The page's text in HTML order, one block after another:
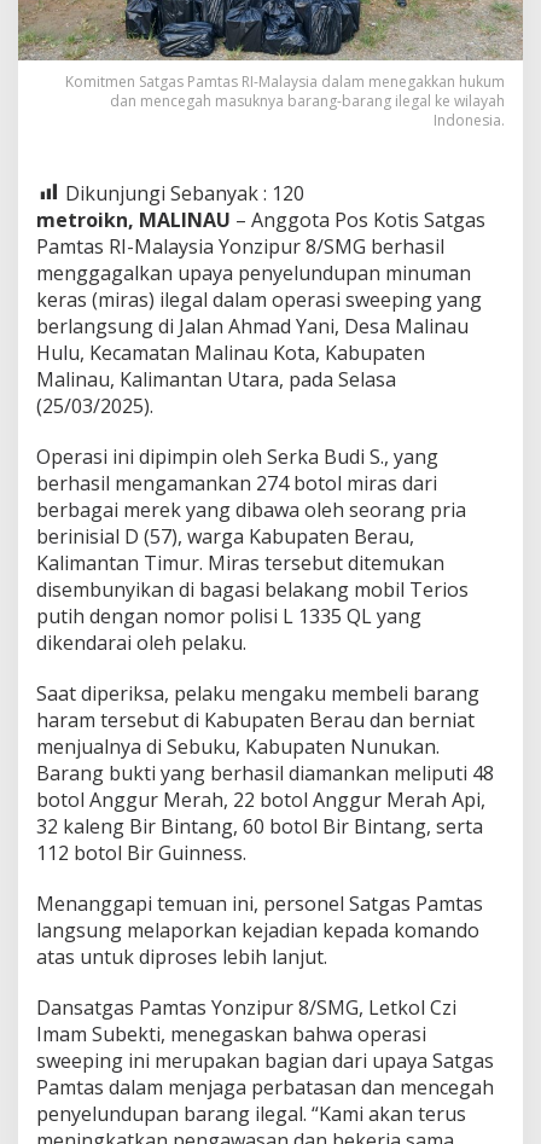
Komitmen Satgas Pamtas RI-Malaysia dalam menegakkan hukum
dan mencegah masuknya barang-barang ilegal ke wilayah
Indonesia.
Dikunjungi Sebanyak : 120
metroikn, MALINAU – Anggota Pos Kotis Satgas
Pamtas RI-Malaysia Yonzipur 8/SMG berhasil
menggagalkan upaya penyelundupan minuman
keras (miras) ilegal dalam operasi sweeping yang
berlangsung di Jalan Ahmad Yani, Desa Malinau
Hulu, Kecamatan Malinau Kota, Kabupaten
Malinau, Kalimantan Utara, pada Selasa
(25/03/2025).
Operasi ini dipimpin oleh Serka Budi S., yang
berhasil mengamankan 274 botol miras dari
berbagai merek yang dibawa oleh seorang pria
berinisial D (57), warga Kabupaten Berau,
Kalimantan Timur. Miras tersebut ditemukan
disembunyikan di bagasi belakang mobil Terios
putih dengan nomor polisi L 1335 QL yang
dikendarai oleh pelaku.
Saat diperiksa, pelaku mengaku membeli barang
haram tersebut di Kabupaten Berau dan berniat
menjualnya di Sebuku, Kabupaten Nunukan.
Barang bukti yang berhasil diamankan meliputi 48
botol Anggur Merah, 22 botol Anggur Merah Api,
32 kaleng Bir Bintang, 60 botol Bir Bintang, serta
112 botol Bir Guinness.
Menanggapi temuan ini, personel Satgas Pamtas
langsung melaporkan kejadian kepada komando
atas untuk diproses lebih lanjut.
Dansatgas Pamtas Yonzipur 8/SMG, Letkol Czi
Imam Subekti, menegaskan bahwa operasi
sweeping ini merupakan bagian dari upaya Satgas
Pamtas dalam menjaga perbatasan dan mencegah
penyelundupan barang ilegal. “Kami akan terus